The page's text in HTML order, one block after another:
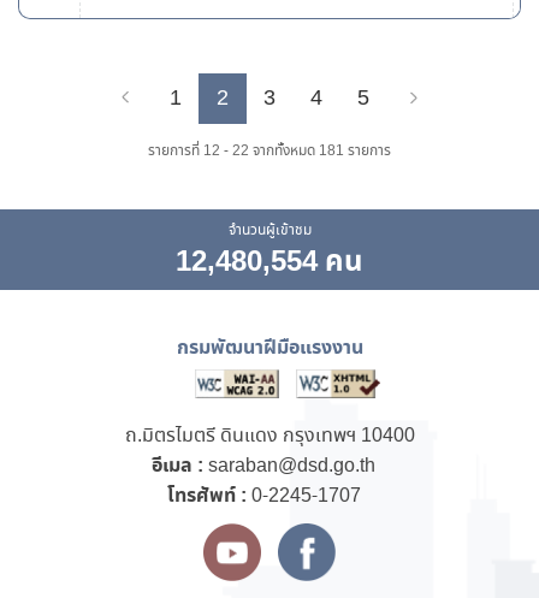
1 2 3 4 5
รายการที่ 12 - 22 จากทั้งหมด 181 รายการ
จำนวนผู้เข้าชม
12,480,554 คน
กรมพัฒนาฝีมือแรงงาน
ถ.มิตรไมตรี ดินแดง กรุงเทพฯ 10400
อีเมล : saraban@dsd.go.th
โทรศัพท์ : 0-2245-1707